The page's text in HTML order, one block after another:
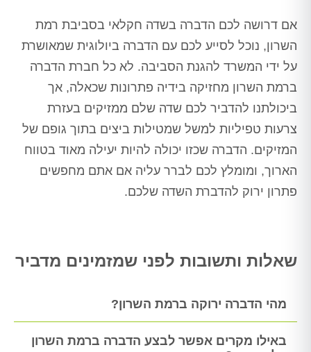
אם דרושה לכם הדברה בשדה חקלאי בסביבת רמת
השרון, נוכל לסייע לכם עם הדברה ביולוגית שמאושרת
על ידי המשרד להגנת הסביבה. לא כל חברת הדברה
ברמת השרון מחזיקה בידיה פתרונות שכאלה, אך
ביכולתנו להדביר לכם שדה שלם ממזיקים בעזרת
צרעות טפיליות למשל שמטילות ביצים בתוך גופם של
המזיקים. הדברה שכזו יכולה להיות יעילה מאוד בטווח
הארוך, ומומלץ לכם לברר עליה אם אתם מחפשים
פתרון ירוק להדברת השדה שלכם.
שאלות ותשובות לפני שמזמינים מדביר
מהי הדברה ירוקה ברמת השרון?
באילו מקרים אפשר לבצע הדברה ברמת השרון